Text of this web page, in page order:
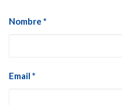
Nombre *
Email *